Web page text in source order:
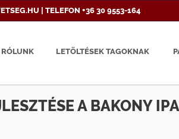
| TELEFON +36 30 9553-164
RÓLUNK LETÖLTÉSEK TAGOKNAK
A BAKONY